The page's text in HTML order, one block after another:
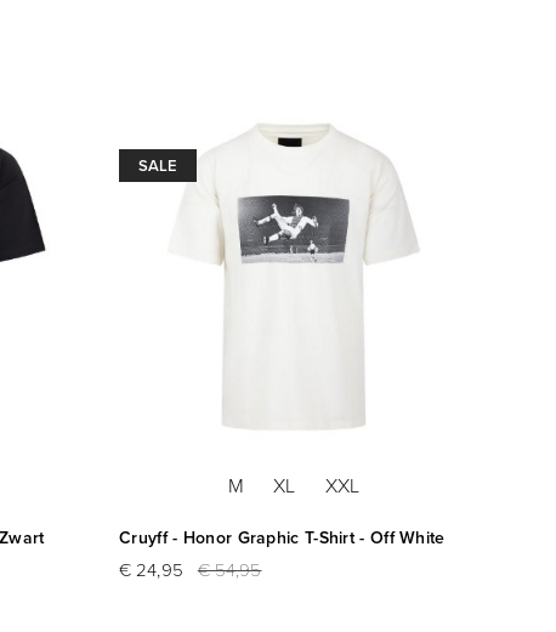
SALE
M XL XXL
Cruyff - Honor Graphic T-Shirt - Off White
€ 24,95 € 54,95